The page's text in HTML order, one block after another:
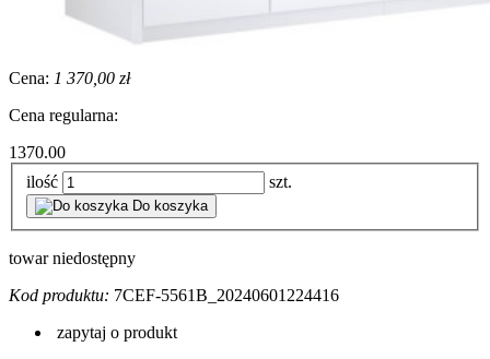
Cena: 1 370,00 zł
Cena regularna:
1370.00
ilość
szt.
Do koszyka
towar niedostępny
Kod produktu: 7CEF-5561B_20240601224416
zapytaj o produkt